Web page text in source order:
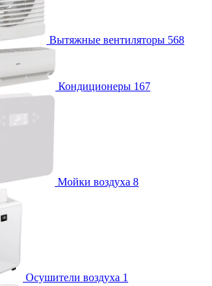
Вытяжные вентиляторы 568
Кондиционеры 167
Мойки воздуха 8
Осушители воздуха 1